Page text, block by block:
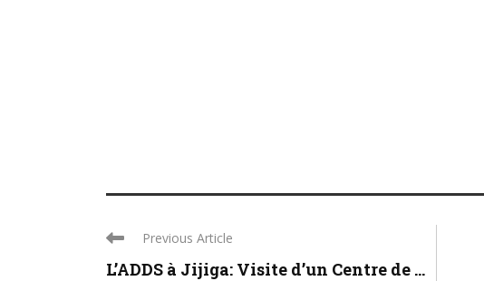
Previous Article
L’ADDS à Jijiga: Visite d’un Centre de ...